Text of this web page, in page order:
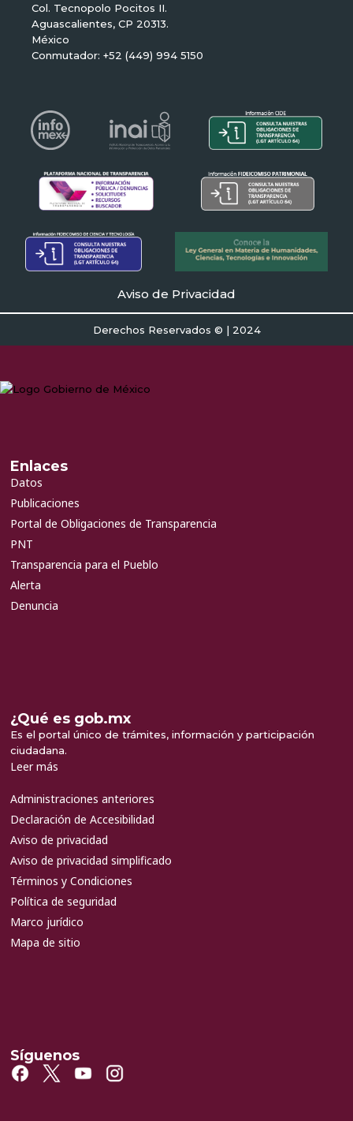
Col. Tecnopolo Pocitos II.
Aguascalientes, CP 20313.
México
Conmutador: +52 (449) 994 5150
Aviso de Privacidad
Derechos Reservados © | 2024
Enlaces
Datos
Publicaciones
Portal de Obligaciones de Transparencia
PNT
Transparencia para el Pueblo
Alerta
Denuncia
¿Qué es gob.mx
Es el portal único de trámites, información y participación
ciudadana.
Leer más
Administraciones anteriores
Declaración de Accesibilidad
Aviso de privacidad
Aviso de privacidad simplificado
Términos y Condiciones
Política de seguridad
Marco jurídico
Mapa de sitio
Síguenos